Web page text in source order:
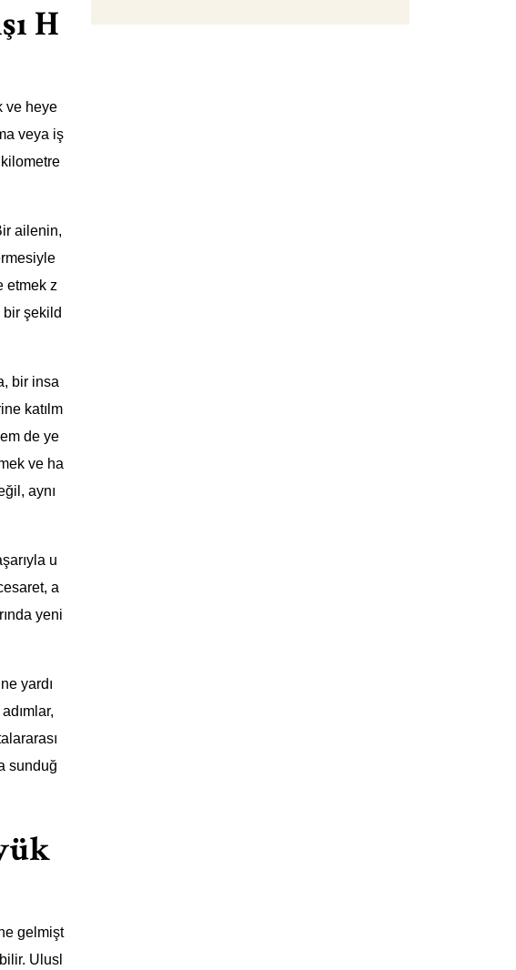
H
ve heye
veya iş
ailenin,
etmek z
bir şekild
bir insa
katılm
de ye
ve ha
aynı
u
a
yeni
yardı
sunduğ
gelmişt
Ulusl